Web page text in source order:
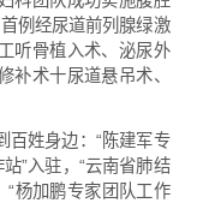
例经尿道前列腺绿激
听骨植入术、泌尿外
补术十尿道悬吊术、
百姓身边：“陈建军专
”入驻，“云南省肺结
“杨加鹏专家团队工作